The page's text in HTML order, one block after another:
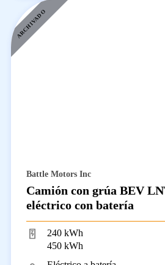
ARCHIVADO
Battle Motors Inc
Camión con grúa BEV
eléctrico con batería
240 kWh
450 kWh